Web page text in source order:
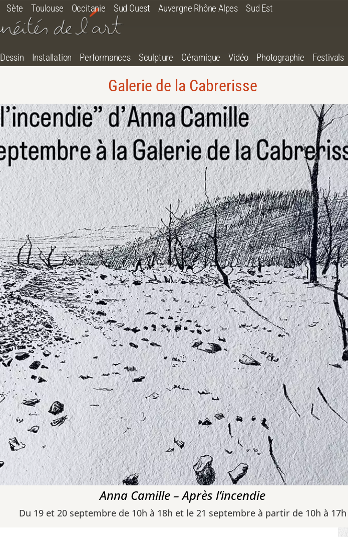
Sète Toulouse Occitanie Sud Ouest Auvergne Rhône Alpes Sud Est
Dessin Installation Performances Sculpture Céramique Vidéo Photographie Festivals
Galerie de la Cabrerisse
Anna Camille – Après l’incendie
Du 19 et 20 septembre de 10h à 18h et le 21 septembre à partir de 10h à 17h